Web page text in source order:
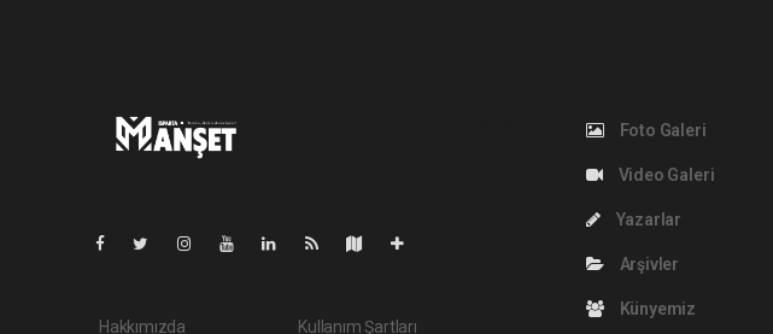
Hakkımızda Kullanım Şartları
Foto Galeri
Video Galeri
Yazarlar
Arşivler
Künyemiz